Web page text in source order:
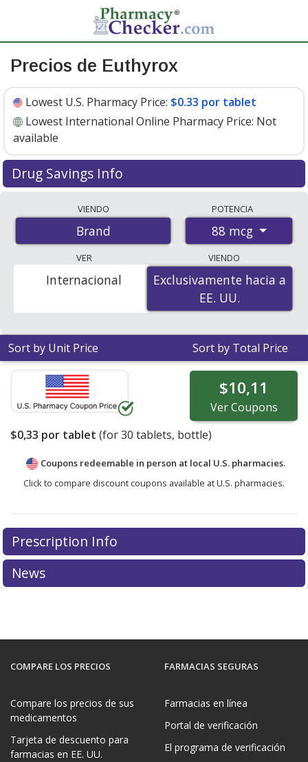
Precios de Euthyrox
Lowest U.S. Pharmacy Price: $0.33 por tablet
Lowest International Online Pharmacy Price: Not
available
Drug Savings Info
start at$0.33 por tabletfor 30 tablets. You save 56%
off the average U.S. pharmacy retail price of $0.76 per
tablet for 30 tablets. Enter your ZIP Code to compare
discount Euthyrox coupon prices in your area.
VIENDO
Brand
POTENCIA
88 mcg
VER
Exclusivamente hacia a
EE. UU.
Internacional
VIENDO
Exclusivamente hacia a
EE. UU.
Sort by Unit Price Sort by Total Price
$10,11
VerCoupons
$0,33 por tablet (for30 tablets, bottle)
Coupons redeemable in person at local U.S. pharmacies.
Click to compare discount coupons available at U.S. pharmacies.
Prescription Info
News
COMPARE LOS PRECIOS
Compare los precios de sus
medicamentos
Tarjeta de descuento para
farmacias en EE. UU.
FARMACIAS SEGURAS
Farmacias en línea
Portal de verificación
El programa de verificación